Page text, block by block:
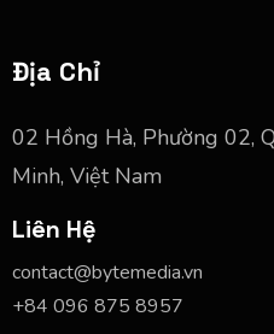
Địa Chỉ
02 Hồng Hà, Phường 02,
Minh, Việt Nam
Liên Hệ
contact@bytemedia.vn
+84 096 875 8957